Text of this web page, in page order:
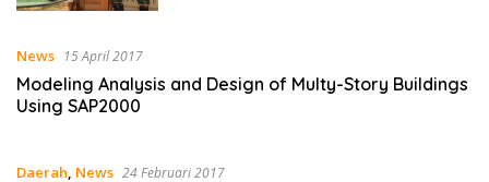
News 15 April 2017
Modeling Analysis and Design of Multy-Story Buildings
Using SAP2000
Daerah, News 24 Februari 2017